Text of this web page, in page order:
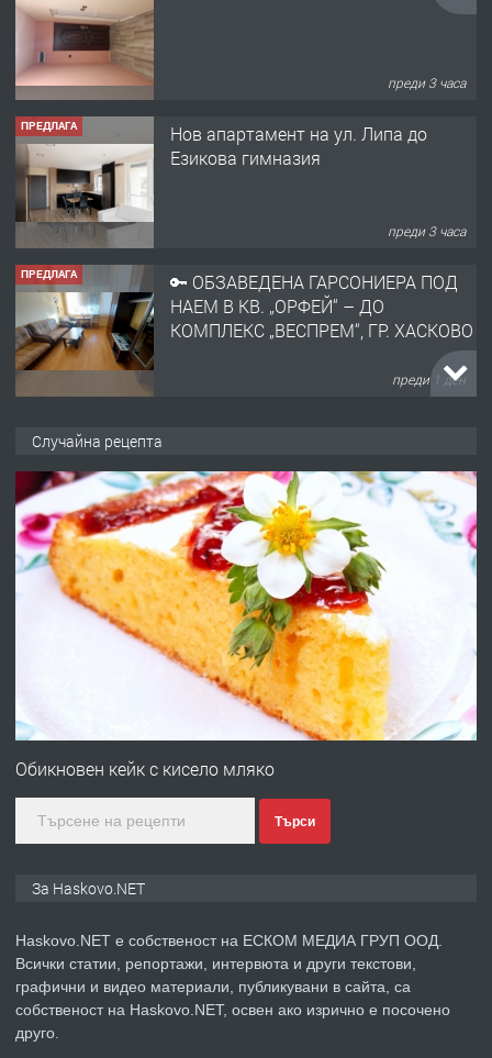
преди 3 часа
ПРЕДЛАГА
Нов апартамент на ул. Липа до
Езикова гимназия
преди 3 часа
ПРЕДЛАГА
🔑 ОБЗАВЕДЕНА ГАРСОНИЕРА ПОД
НАЕМ В КВ. „ОРФЕЙ“ – ДО
КОМПЛЕКС „ВЕСПРЕМ“, ГР. ХАСКОВО
преди 1 ден
АПАРТАМЕНТ В ЦЕНТЪРА НА ГР.
ХАСКОВО
преди 2 дни
ПРЕДЛАГА Давам гараж под наем
преди 2 дни
ПРЕДЛАГА
№4120 Магазин/Офис под наем в кв.
градската градина!
преди 3 дни
ПРЕДЛАГА
Продавам парцел в гр. Хасково кв.
Случайна рецепта
Обикновен кейк с кисело мляко
Търси
За Haskovo.NET
Haskovo.NET е собственост на ЕСКОМ МЕДИА ГРУП ООД.
Всички статии, репортажи, интервюта и други текстови,
графични и видео материали, публикувани в сайта, са
собственост на Haskovo.NET, освен ако изрично е посочено
друго.